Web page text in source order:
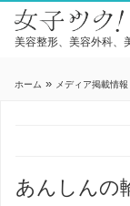
美容整形、美容外科、
ホーム » メディア掲載情報
あんしんの